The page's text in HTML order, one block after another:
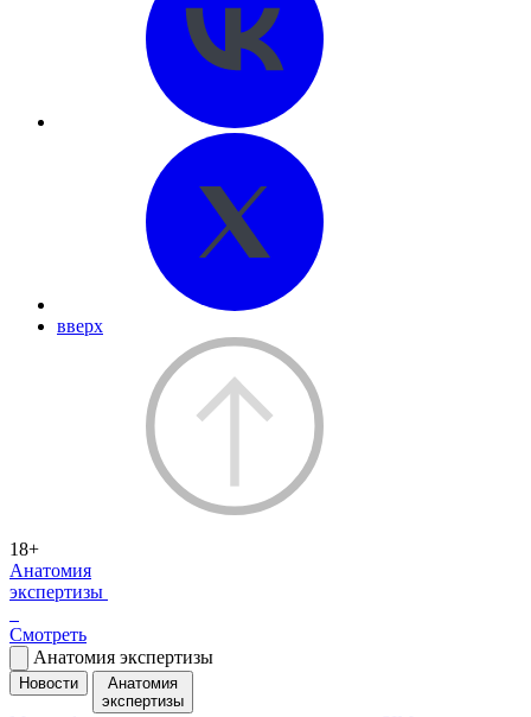
вверх
18+
Анатомия
экспертизы
Смотреть
Анатомия экспертизы
Новости
Анатомия
экспертизы